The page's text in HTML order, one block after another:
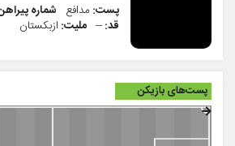
پست: مدافع شماره
قد:-- ملیت: ازبکستان
پست‌های بازیکن